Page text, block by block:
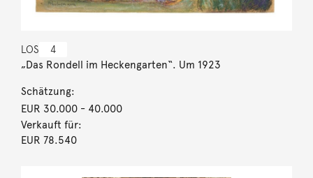
LOS 4
„Das Rondell im Heckengarten“. Um 1923
Schätzung:
EUR 30.000- 40.000
Verkauft für:
EUR 78.540